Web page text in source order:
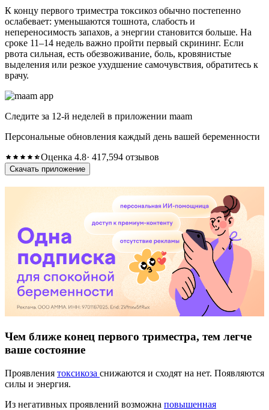
К концу первого триместра токсикоз обычно постепенно
ослабевает: уменьшаются тошнота, слабость и
непереносимость запахов, а энергии становится больше. На
сроке 11–14 недель важно пройти первый скрининг. Если
рвота сильная, есть обезвоживание, боль, кровянистые
выделения или резкое ухудшение самочувствия, обратитесь к
врачу.
Следите за 12-й неделей в приложении maam
Персональные обновления каждый день вашей беременности
Оценка 4.8· 417,594 отзывов
Скачать приложение
Чем ближе конец первого триместра, тем легче
ваше состояние
Проявления токсикоза снижаются и сходят на нет. Появляются
силы и энергия.
Из негативных проявлений возможна повышенная